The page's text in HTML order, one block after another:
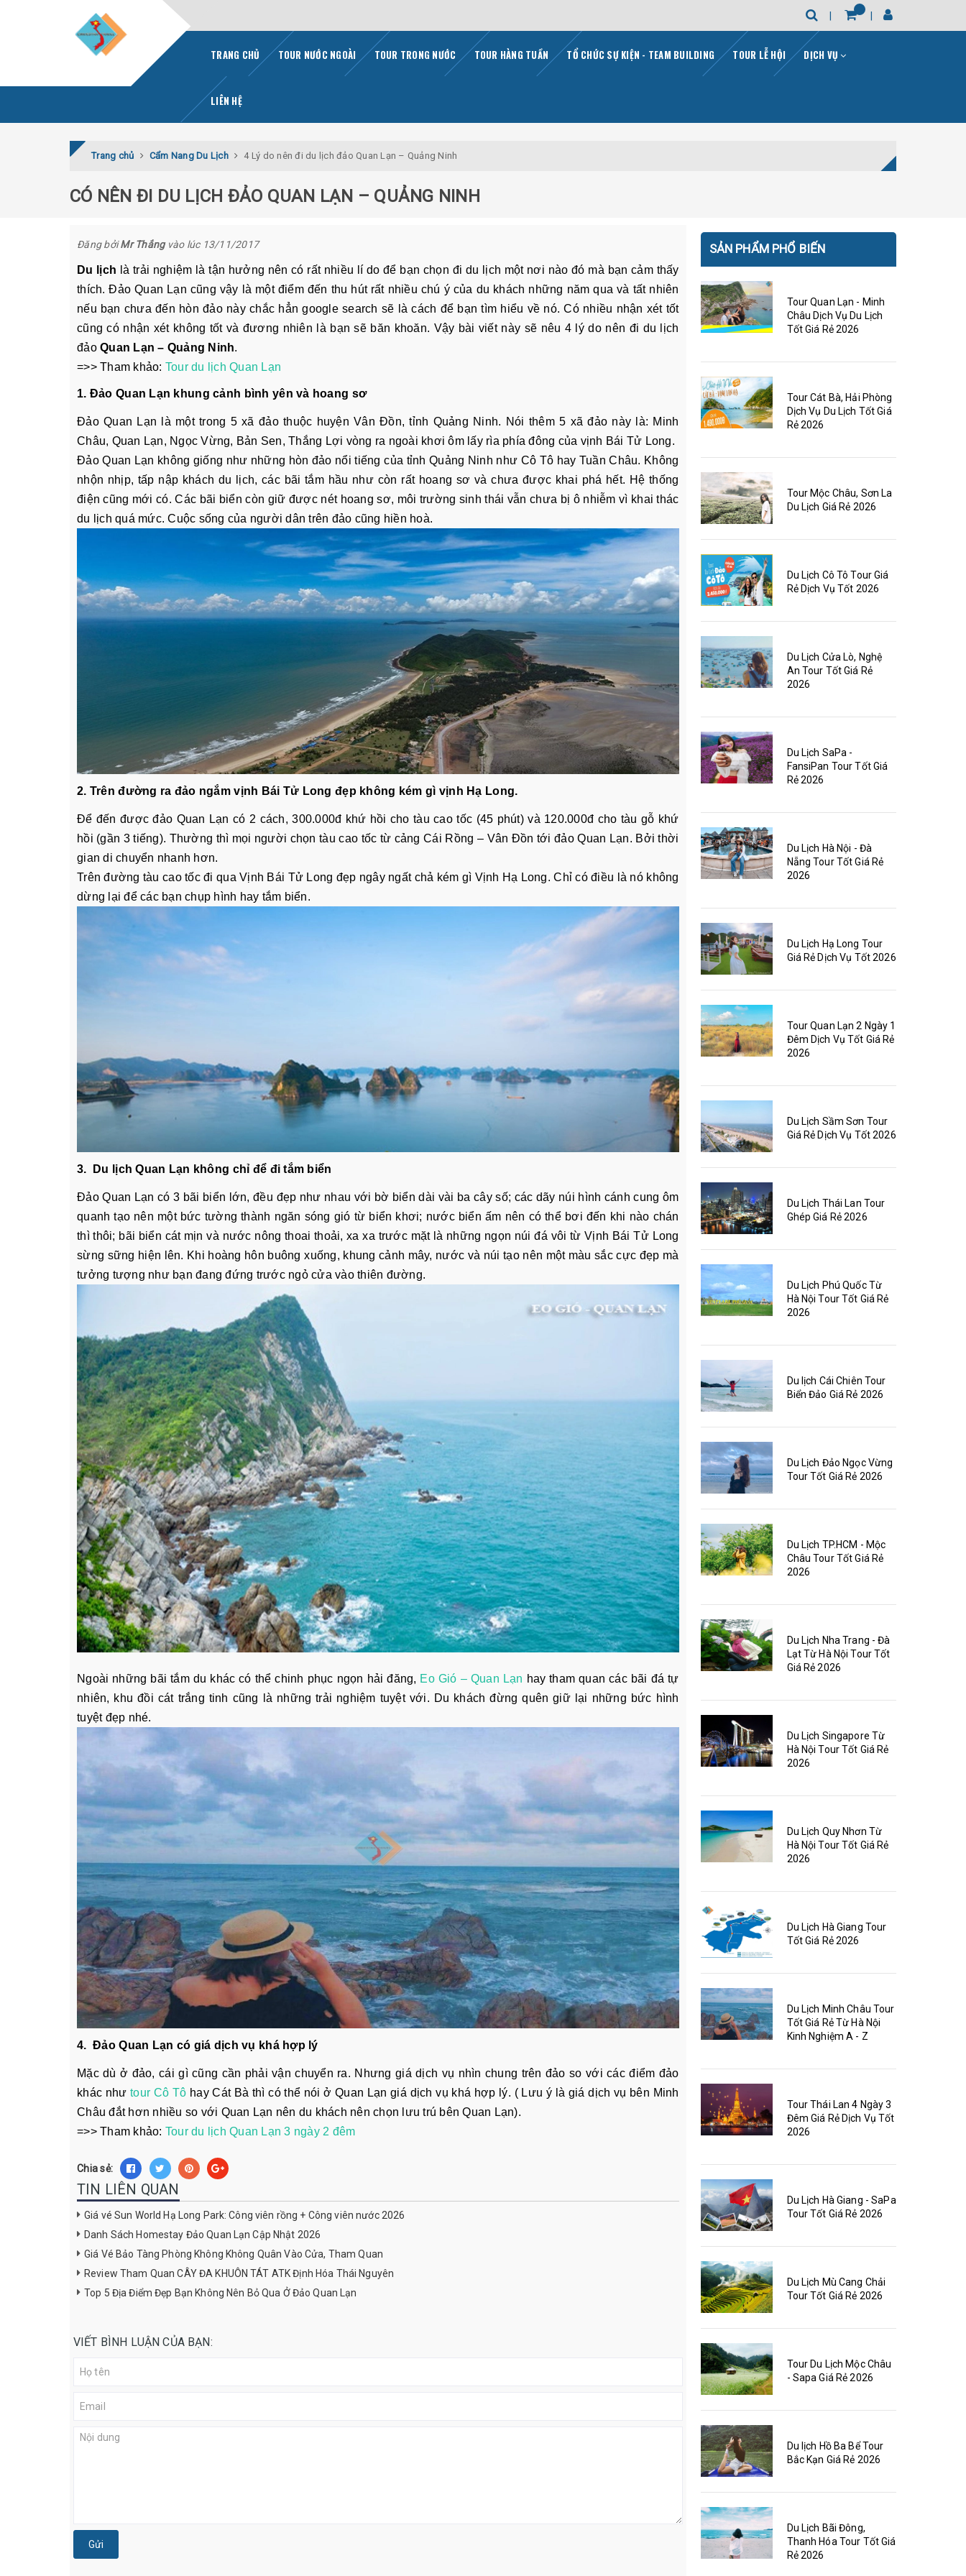
TRANG CHỦ TOUR NƯỚC NGOÀI TOUR TRONG NƯỚC TOUR HÀNG TUẦN TỔ CHỨC SỰ KIỆN - TEAM BUILDING TOUR LỄ HỘI DỊCH VỤ
LIÊN HỆ
Trang chủ Cẩm Nang Du Lịch 4 Lý do nên đi du lịch đảo Quan Lạn – Quảng Ninh
CÓ NÊN ĐI DU LỊCH ĐẢO QUAN LẠN – QUẢNG NINH
Đăng bởiMr Thắngvào lúc 13/11/2017
Du lịch là trải nghiệm là tận hưởng nên có rất nhiều lí do để bạn chọn đi du lịch một nơi nào đó mà bạn cảm thấy
thích. Đảo Quan Lạn cũng vậy là một điểm đến thu hút rất nhiều chú ý của du khách những năm qua và tất nhiên
nếu bạn chưa đến hòn đảo này chắc hẳn google search sẽ là cách để bạn tìm hiểu về nó. Có nhiều nhận xét tốt
cũng có nhận xét không tốt và đương nhiên là bạn sẽ băn khoăn. Vậy bài viết này sẽ nêu 4 lý do nên đi du lịch
đảoQuan Lạn – Quảng Ninh.
=>> Tham khảo: Tour du lịch Quan Lạn
1. Đảo Quan Lạn khung cảnh bình yên và hoang sơ
Đảo Quan Lạn là một trong 5 xã đảo thuộc huyện Vân Đồn, tỉnh Quảng Ninh. Nói thêm 5 xã đảo này là: Minh
Châu, Quan Lạn, Ngọc Vừng, Bản Sen, Thắng Lợi vòng ra ngoài khơi ôm lấy rìa phía đông của vịnh Bái Tử Long.
Đảo Quan Lạn không giống như những hòn đảo nổi tiếng của tỉnh Quảng Ninh như Cô Tô hay Tuần Châu. Không
nhộn nhịp, tấp nập khách du lịch, các bãi tắm hầu như còn rất hoang sơ và chưa được khai phá hết. Hệ thống
điện cũng mới có. Các bãi biển còn giữ được nét hoang sơ, môi trường sinh thái vẫn chưa bị ô nhiễm vì khai thác
du lịch quá mức. Cuộc sống của người dân trên đảo cũng hiền hoà.
2. Trên đường ra đảo ngắm vịnh Bái Tử Long đẹp không kém gì vịnh Hạ Long.
Để đến được đảo Quan Lạn có 2 cách, 300.000đ khứ hồi cho tàu cao tốc (45 phút) và 120.000đ cho tàu gỗ khứ
hồi (gần 3 tiếng). Thường thì mọi người chọn tàu cao tốc từ cảng Cái Rồng – Vân Đồn tới đảo Quan Lạn. Bởi thời
gian di chuyển nhanh hơn.
Trên đường tàu cao tốc đi qua Vịnh Bái Tử Long đẹp ngây ngất chả kém gì Vịnh Hạ Long. Chỉ có điều là nó không
dừng lại để các bạn chụp hình hay tắm biển.
3. Du lịch Quan Lạn không chỉ để đi tắm biển
Đảo Quan Lạn có 3 bãi biển lớn, đều đẹp như nhau với bờ biển dài vài ba cây số; các dãy núi hình cánh cung ôm
quanh tạo nên một bức tường thành ngăn sóng gió từ biển khơi; nước biển ấm nên có thể bơi đến khi nào chán
thì thôi; bãi biển cát mịn và nước nông thoai thoải, xa xa trước mặt là những ngọn núi đá vôi từ Vịnh Bái Tử Long
sừng sững hiện lên. Khi hoàng hôn buông xuống, khung cảnh mây, nước và núi tạo nên một màu sắc cực đẹp mà
tưởng tượng như bạn đang đứng trước ngỏ cửa vào thiên đường.
Ngoài những bãi tắm du khác có thể chinh phục ngọn hải đăng, Eo Gió – Quan Lạn hay tham quan các bãi đá tự
nhiên, khu đồi cát trắng tinh cũng là những trải nghiệm tuyệt với. Du khách đừng quên giữ lại những bức hình
tuyệt đẹp nhé.
4. Đảo Quan Lạn có giá dịch vụ khá hợp lý
Mặc dù ở đảo, cái gì cũng cần phải vận chuyển ra. Nhưng giá dịch vụ nhìn chung trên đảo so với các điểm đảo
khác nhưtour Cô Tô hay Cát Bà thì có thể nói ở Quan Lạn giá dịch vụ khá hợp lý. ( Lưu ý là giá dịch vụ bên Minh
Châu đắt hơn nhiều so với Quan Lạn nên du khách nên chọn lưu trú bên Quan Lạn).
=>> Tham khảo: Tour du lịch Quan Lạn 3 ngày 2 đêm
Chia sẻ:
TIN LIÊN QUAN
Giá vé Sun World Hạ Long Park: Công viên rồng + Công viên nước 2026
Danh Sách Homestay Đảo Quan Lạn Cập Nhật 2026
Giá Vé Bảo Tàng Phòng Không Không Quân Vào Cửa, Tham Quan
Review Tham Quan CÂY ĐA KHUÔN TÁT ATK Định Hóa Thái Nguyên
Top 5 Địa Điểm Đẹp Bạn Không Nên Bỏ Qua Ở Đảo Quan Lạn
VIẾT BÌNH LUẬN CỦA BẠN:
Gửi
SẢN PHẨM PHỔ BIẾN
Tour Quan Lạn - Minh
Châu Dịch Vụ Du Lịch
Tốt Giá Rẻ 2026
Tour Cát Bà, Hải Phòng
Dịch Vụ Du Lịch Tốt Giá
Rẻ 2026
Tour Mộc Châu, Sơn La
Du Lịch Giá Rẻ 2026
Du Lịch Cô Tô Tour Giá
Rẻ Dịch Vụ Tốt 2026
Du Lịch Cửa Lò, Nghệ
An Tour Tốt Giá Rẻ
2026
Du Lịch SaPa -
FansiPan Tour Tốt Giá
Rẻ 2026
Du Lịch Hà Nội - Đà
Nẵng Tour Tốt Giá Rẻ
2026
Du Lịch Hạ Long Tour
Giá Rẻ Dịch Vụ Tốt 2026
Tour Quan Lạn 2 Ngày 1
Đêm Dịch Vụ Tốt Giá Rẻ
2026
Du Lịch Sầm Sơn Tour
Giá Rẻ Dịch Vụ Tốt 2026
Du Lịch Thái Lan Tour
Ghép Giá Rẻ 2026
Du Lịch Phú Quốc Từ
Hà Nội Tour Tốt Giá Rẻ
2026
Du lịch Cái Chiên Tour
Biển Đảo Giá Rẻ 2026
Du Lịch Đảo Ngọc Vừng
Tour Tốt Giá Rẻ 2026
Du Lịch TP.HCM - Mộc
Châu Tour Tốt Giá Rẻ
2026
Du Lịch Nha Trang - Đà
Lạt Từ Hà Nội Tour Tốt
Giá Rẻ 2026
Du Lịch Singapore Từ
Hà Nội Tour Tốt Giá Rẻ
2026
Du Lịch Quy Nhơn Từ
Hà Nội Tour Tốt Giá Rẻ
2026
Du Lịch Hà Giang Tour
Tốt Giá Rẻ 2026
Du Lịch Minh Châu Tour
Tốt Giá Rẻ Từ Hà Nội
Kinh Nghiệm A - Z
Tour Thái Lan 4 Ngày 3
Đêm Giá Rẻ Dịch Vụ Tốt
2026
Du Lịch Hà Giang - SaPa
Tour Tốt Giá Rẻ 2026
Du Lịch Mù Cang Chải
Tour Tốt Giá Rẻ 2026
Tour Du Lịch Mộc Châu
- Sapa Giá Rẻ 2026
Du lịch Hồ Ba Bể Tour
Bắc Kạn Giá Rẻ 2026
Du Lịch Bãi Đông,
Thanh Hóa Tour Tốt Giá
Rẻ 2026